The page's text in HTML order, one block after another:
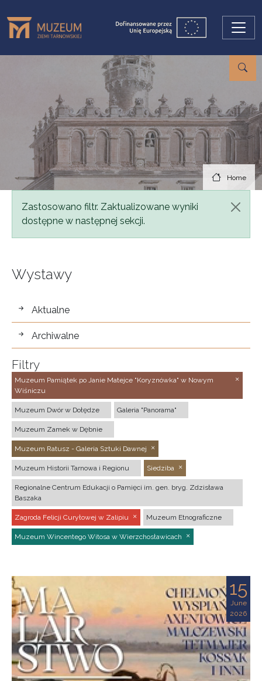
Home
Status message
Zastosowano filtr. Zaktualizowane wyniki
dostępne w następnej sekcji.
Wystawy
wystawy
Aktualne
Archiwalne
Filtry
Muzeum Pamiątek po Janie Matejce "Koryznówka" w Nowym
Wiśniczu
Muzeum Dwór w Dołędze Galeria "Panorama"
Muzeum Zamek w Dębnie
Muzeum Ratusz - Galeria Sztuki Dawnej
Muzeum Historii Tarnowa i Regionu Siedziba
Regionalne Centrum Edukacji o Pamięci im. gen. bryg. Zdzisława
Baszaka
Zagroda Felicji Curyłowej w Zalipiu Muzeum Etnograficzne
Muzeum Wincentego Witosa w Wierzchosławicach
15
June
2026